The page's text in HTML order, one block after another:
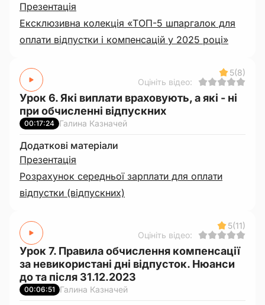
Презентація
Ексклюзивна колекція «ТОП-5 шпаргалок для
оплати відпустки і компенсацій у 2025 році»
5(8)
Оцініть відео:
Урок 6. Які виплати враховують, а які - ні
при обчисленні відпускних
00:17:24 Галина Казначей
Додаткові матеріали
Презентація
Розрахунок середньої зарплати для оплати
відпустки (відпускних)
5(11)
Оцініть відео:
Урок 7. Правила обчислення компенсації
за невикористані дні відпусток. Нюанси
до та після 31.12.2023
00:06:51 Галина Казначей